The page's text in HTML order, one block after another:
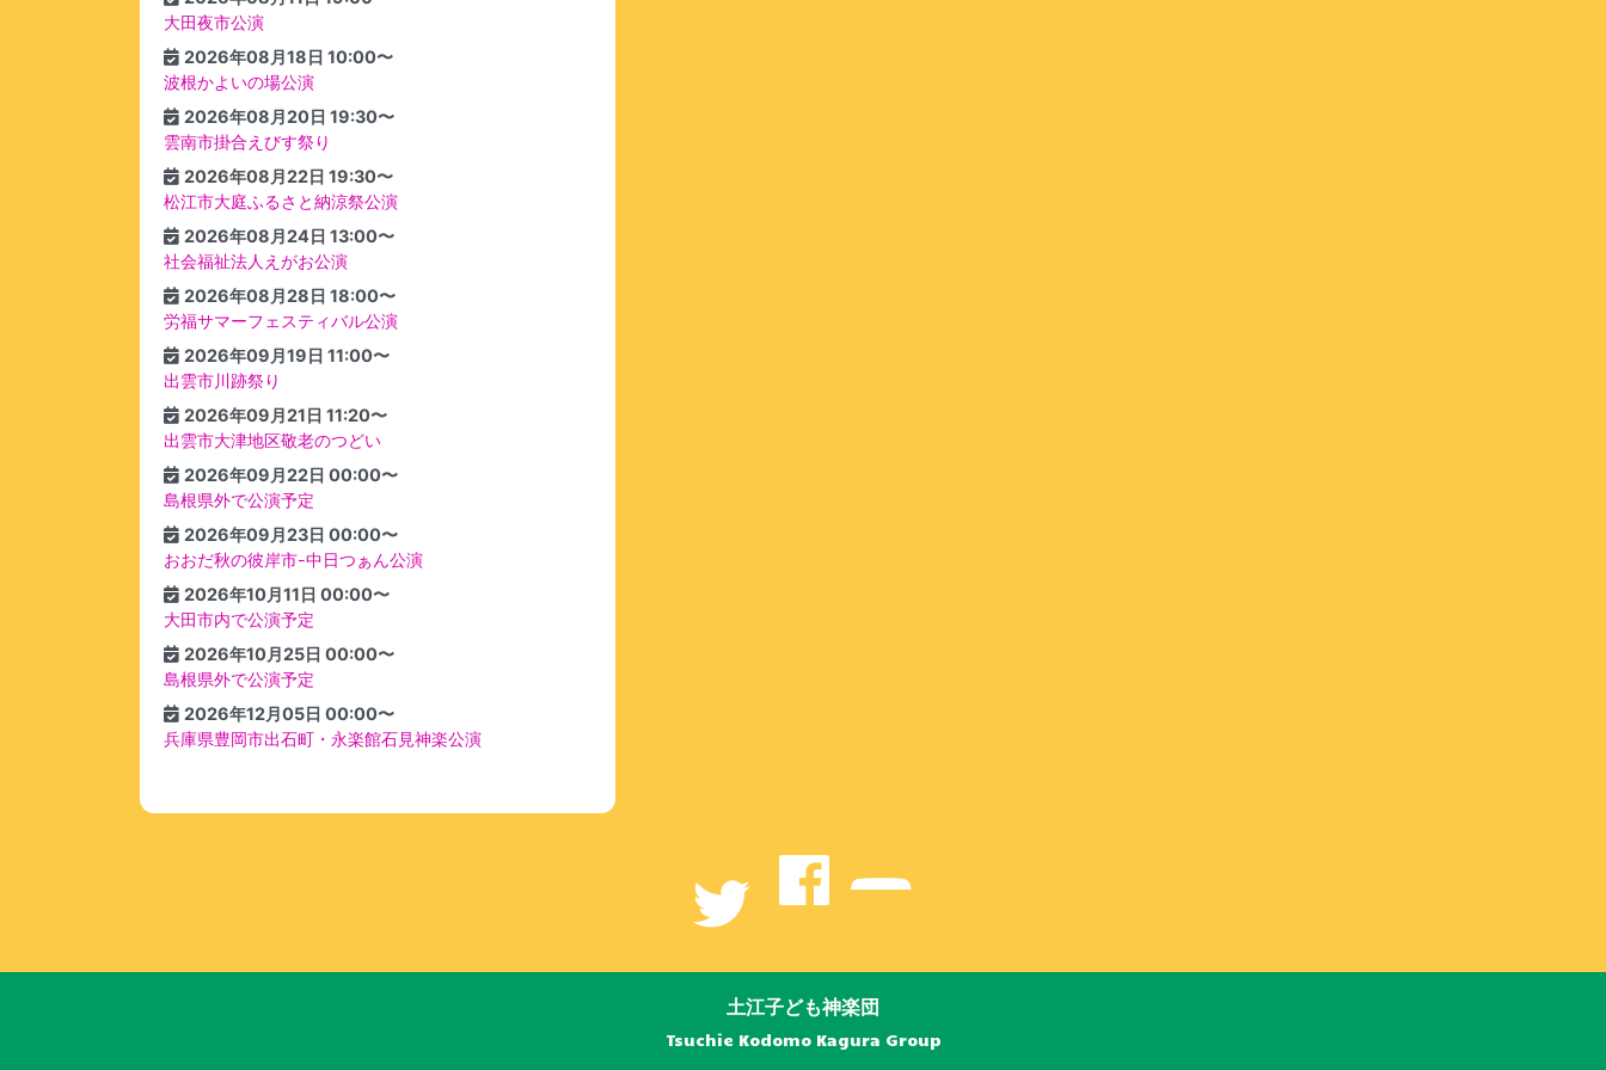
大田夜市公演
2026年08月18日 10:00〜
波根かよいの場公演
2026年08月20日 19:30〜
雲南市掛合えびす祭り
2026年08月22日 19:30〜
松江市大庭ふるさと納涼祭公演
2026年08月24日 13:00〜
社会福祉法人えがお公演
2026年08月28日 18:00〜
労福サマーフェスティバル公演
2026年09月19日 11:00〜
出雲市川跡祭り
2026年09月21日 11:20〜
出雲市大津地区敬老のつどい
2026年09月22日 00:00〜
島根県外で公演予定
2026年09月23日 00:00〜
おおだ秋の彼岸市-中日つぁん公演
2026年10月11日 00:00〜
大田市内で公演予定
2026年10月25日 00:00〜
島根県外で公演予定
2026年12月05日 00:00〜
兵庫県豊岡市出石町・永楽館石見神楽公演
土江子ども神楽団
Tsuchie Kodomo Kagura Group